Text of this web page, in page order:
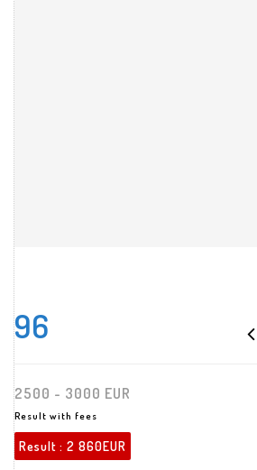
96
2500 - 3000 EUR
Result with fees
Result : 2 860EUR